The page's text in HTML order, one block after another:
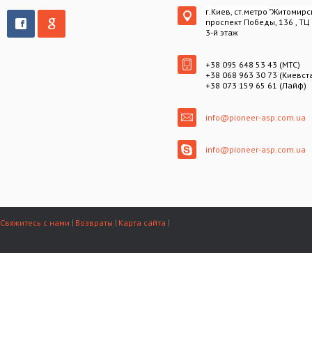
г.Киев, ст.метро
проспект Победы, 136 , ТЦ
3-й этаж
+38 095 648 53 43 (МТС)
+38 068 963 30 73
+38 073 159 65 61 (Лайф)
info@pioneer-asp.com.ua
info@pioneer-asp.com.ua
Свяжитесь с нами Возвраты Карта сайта